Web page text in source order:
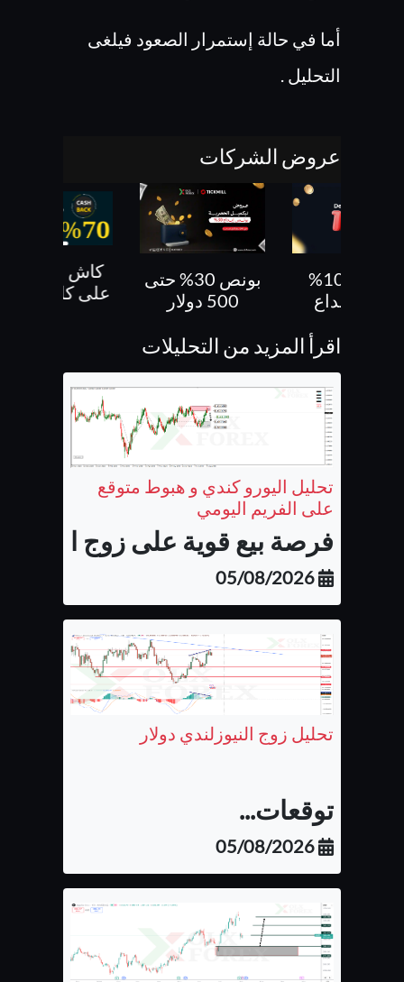
أما في حالة إستمرار الصعود فيلغى
التحليل .
عروض الشركات
بونص 30% حتى
على كل صفقاتك
الايداع
اقرأ المزيد من التحليلات
تحليل اليورو كندي و هبوط متوقع
على الفريم اليومي
فرصة بيع قوية على زوج اليورو
05/08/2026
تحليل زوج النيوزلندي دولار
توقعات...
05/08/2026